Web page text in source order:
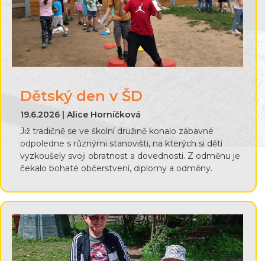
Dětský den v ŠD
19.6.2026 | Alice Horníčková
Již tradičně se ve školní družině konalo zábavné
odpoledne s různými stanovišti, na kterých si děti
vyzkoušely svoji obratnost a dovednosti. Z odměnu je
čekalo bohaté občerstvení, diplomy a odměny.